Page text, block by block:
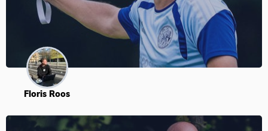
Floris Roos